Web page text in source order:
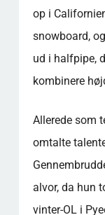
op i
snowboard,
ud i halfpipe,
kombinere
Allerede som
omtalte
alvor, da hun
vinter-OL i